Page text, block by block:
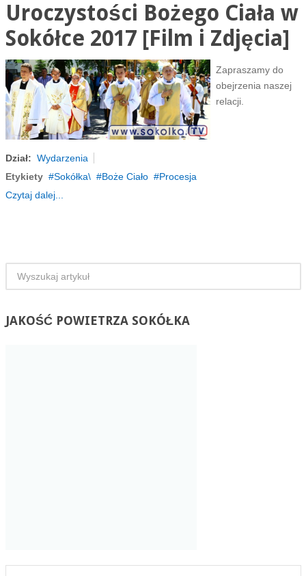
Uroczystości Bożego Ciała w
Sokółce 2017 [Film i Zdjęcia]
Zapraszamy do
obejrzenia naszej
relacji.
Dział: Wydarzenia
Etykiety
Sokółka\ Boże Ciało
Procesja
Czytaj dalej...
JAKOŚĆPOWIETRZA SOKÓŁKA